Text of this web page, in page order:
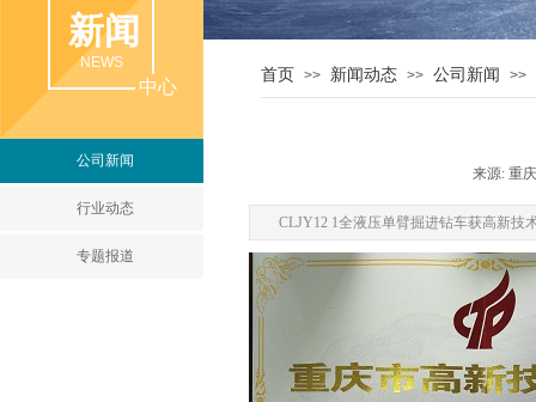
关于
新闻
ABOUT
NEWS
首页 >> 新闻动态 >> 公司新闻 >>
我们
中心
来源: 重
CLJY12 1全液压单臂掘进钻车获高新技
公司新闻
行业动态
专题报道